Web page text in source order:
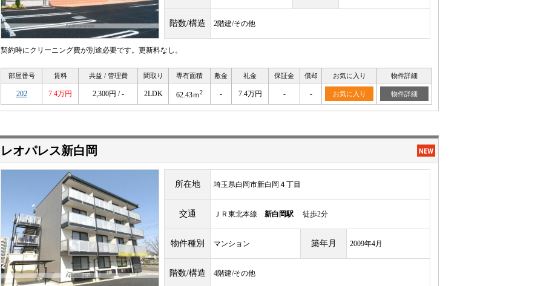
階数/構造 2階建/その他
契約時にクリーニング費が別途必要です。更新料なし。
部屋番号 賃料 共益 / 管理費 間取り 専有面積 敷金 礼金 保証金 償却 お気に入り 物件詳細
202 7.4万円 2,300円 / - 2LDK 62.43ｍ2 - 7.4万円 - - お気に入り 物件詳細
レオパレス新白岡
所在地 埼玉県白岡市新白岡４丁目
交通 ＪＲ東北本線 新白岡駅 徒歩2分
物件種別 マンション 築年月 2009年4月
階数/構造 4階建/その他